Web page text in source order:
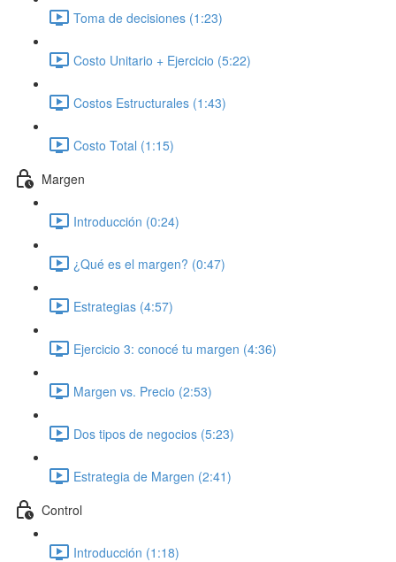
Toma de decisiones (1:23)
Costo Unitario + Ejercicio (5:22)
Costos Estructurales (1:43)
Costo Total (1:15)
Margen
Introducción (0:24)
¿Qué es el margen? (0:47)
Estrategias (4:57)
Ejercicio 3: conocé tu margen (4:36)
Margen vs. Precio (2:53)
Dos tipos de negocios (5:23)
Estrategia de Margen (2:41)
Control
Introducción (1:18)